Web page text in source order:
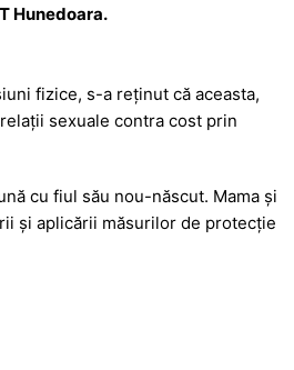
Hunedoara.
fizice, s-a reținut că aceasta,
sexuale contra cost prin
cu fiul său nou-născut. Mama și
și aplicării măsurilor de protecție